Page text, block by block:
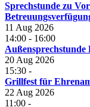
Sprechstunde zu
11 Aug 2026
14:00 - 16:00
20 Aug 2026
15:30 -
Grillfest für
22 Aug 2026
11:00 -